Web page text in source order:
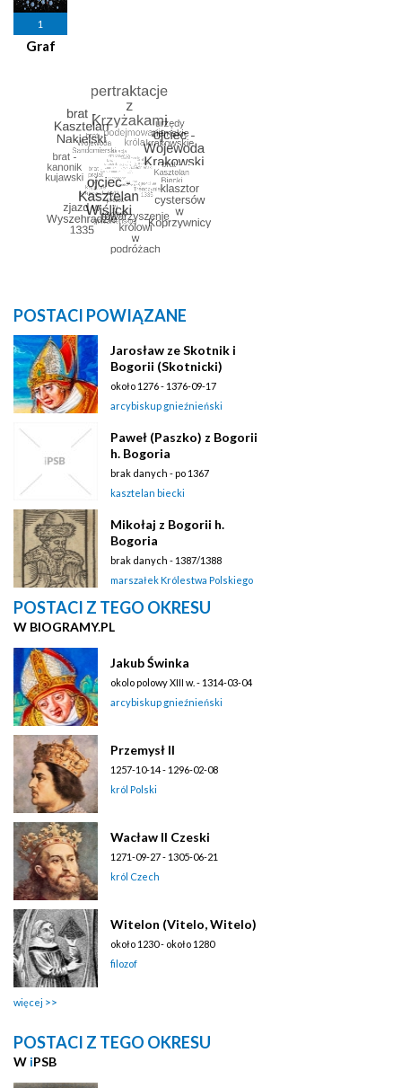
1
Graf
POSTACI POWIĄZANE
Jarosław ze Skotnik i
Bogorii (Skotnicki)
około 1276 - 1376-09-17
arcybiskup gnieźnieński
Paweł (Paszko) z Bogorii
h. Bogoria
brak danych - po 1367
kasztelan biecki
Mikołaj z Bogorii h.
Bogoria
brak danych - 1387/1388
marszałek Królestwa Polskiego
POSTACI Z TEGO OKRESU
W BIOGRAMY.PL
Jakub Świnka
okolo polowy XIII w. - 1314-03-04
arcybiskup gnieźnieński
Przemysł II
1257-10-14 - 1296-02-08
król Polski
Wacław II Czeski
1271-09-27 - 1305-06-21
król Czech
Witelon (Vitelo, Witelo)
około 1230 - około 1280
filozof
więcej
POSTACI Z TEGO OKRESU
W iPSB